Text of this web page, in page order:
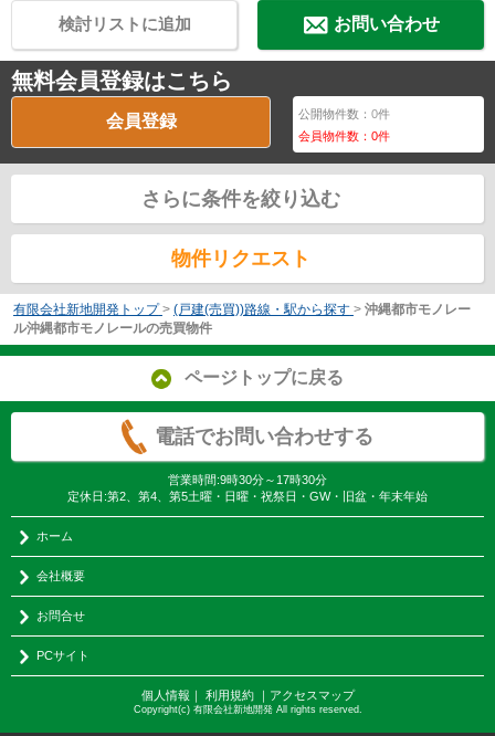
お問い合わせ
検討リストに追加
無料会員登録はこちら
会員登録 公開物件数：0件
会員物件数：0件
さらに条件を絞り込む
物件リクエスト
有限会社新地開発トップ > (戸建(売買))路線・駅から探す > 沖縄都市モノレー
ル沖縄都市モノレールの売買物件
ページトップに戻る
電話でお問い合わせする
営業時間:9時30分～17時30分
定休日:第2、第4、第5土曜・日曜・祝祭日・GW・旧盆・年末年始
ホーム
会社概要
お問合せ
PCサイト
個人情報 ｜ 利用規約｜ アクセスマップ
Copyright(c) 有限会社新地開発 All rights reserved.